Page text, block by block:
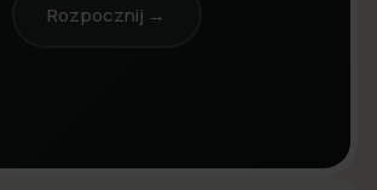
Rozpocznij →